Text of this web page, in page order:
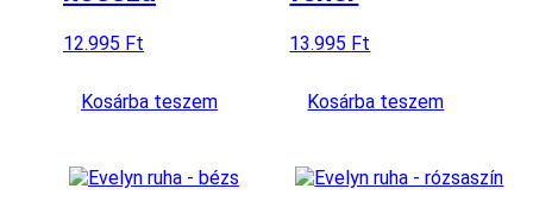
12.995 Ft
Kosárba teszem
13.995 Ft
Kosárba teszem